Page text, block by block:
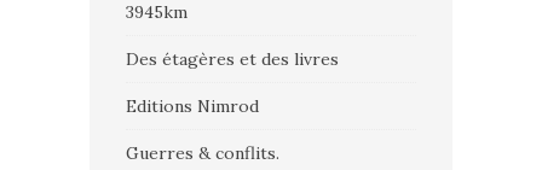
3945km
Des étagères et des livres
Editions Nimrod
Guerres & conflits.